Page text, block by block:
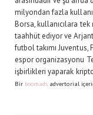
milyondan fazla
Borsa, kullanıcılara
taahhüt ediyor ve
futbol takımı Juventus,
espor organizasyonu
işbirlikleri yaparak
Bir boomads advertorial